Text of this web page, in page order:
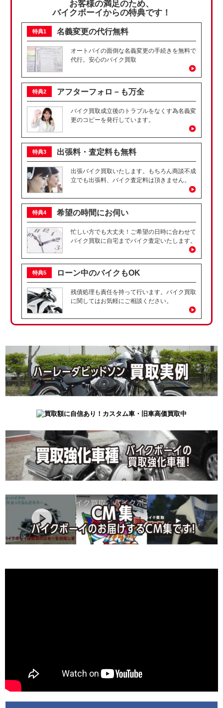
お客様の満足のため、
バイクボーイからの特典です！
特典1 名義変更の代行無料
オートバイの面倒な名義変更の手続きを無料で
代行。安心のバイク買取
特典2 アフターフォロ－も万全
バイク買取成立後のトラブルをなくす為名義変
更のコピーを発行しています。
特典3 出張料・査定料も無料
出張バイク買取いたします。もちろん商談不成
立でも出張料、バイク査定料は頂きません。
特典4 希望の時間にお伺い
忙しい方でも大丈夫！ご希望の日時に合わせて
バイク買取に自宅までバイク査定いたします。
特典5 ローン中のバイクもOK
残債処理も責任を持って行います。バイク買取
に関してはお気軽にご相談ください。